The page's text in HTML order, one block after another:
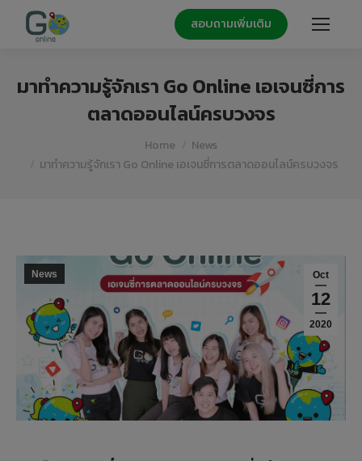
สอบถามเพิ่มเติม
มาทำความรู้จักเรา Go Online เอเจนซี่การ
ตลาดออนไลน์ครบวงจร
Home
News
มาทำความรู้จักเรา Go Online เอเจนซี่การตลาดออนไลน์ครบวงจร
Oct
12
2020
News